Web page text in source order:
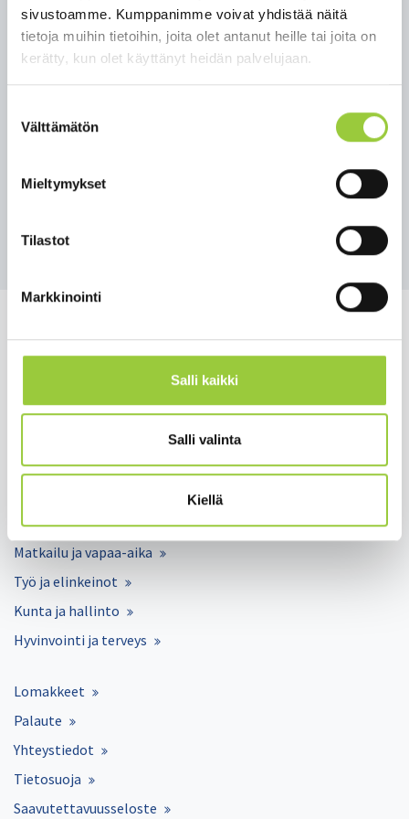
sivustoamme. Kumppanimme voivat yhdistää näitä
tietoja muihin tietoihin, joita olet antanut heille tai joita on
kerätty, kun olet käyttänyt heidän palvelujaan.
valinta
Välttämätön
Mieltymykset
Tilastot
Markkinointi
Salli kaikki
Salli valinta
Kiellä
misk­ri­tee­ris­tön täyt­tyes­sä Kai­nuun SO­TE-kun­tayh­
ty­mä kom­pen­soi oman tes­ti­kus­tan­nuk­sen­sa suu­
ruu­den suo­raan tes­tin suo­rit­ta­jal­le. Kom­pen­saa­
tion suu­ruus al­kaen on 113,50€ alv 0% / tes­ti yli­me­
ne­vän osuu­den jää­des­sä it­se mak­set­ta­vak­si. Me­net­
te­ly on voi­mas­sa tois­tai­sek­si.
kokonaisuudessaan
Takaisin uutisiin
Salmelankuja 1, 88300 Paltamo
paltamon.kunta(at)paltamo.fi
Varhaiskasvatus ja opetus
Matkailu ja vapaa-aika
Työ ja elinkeinot
Kunta ja hallinto
Hyvinvointi ja terveys
Lomakkeet
Palaute
Yhteystiedot
Tietosuoja
Saavutettavuusseloste